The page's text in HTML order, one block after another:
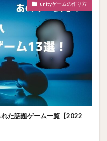
unityゲームの作り方
た話題ゲーム一覧【2022